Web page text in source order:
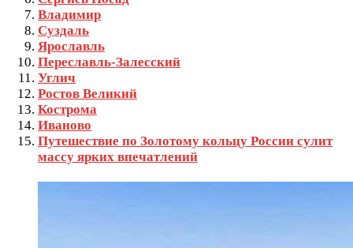
Владимир
Суздаль
Ярославль
Переславль-Залесский
Углич
Ростов Великий
Кострома
Иваново
Путешествие по Золотому кольцу России сулит
массу ярких впечатлений